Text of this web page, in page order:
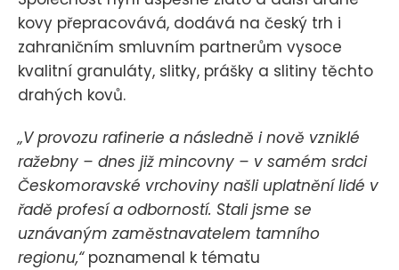
kovy přepracovává, dodává na český trh i
zahraničním smluvním partnerům vysoce
kvalitní granuláty, slitky, prášky a slitiny těchto
drahých kovů.
„V provozu rafinerie a následně i nově vzniklé
ražebny – dnes již mincovny – v samém srdci
Českomoravské vrchoviny našli uplatnění lidé v
řadě profesí a odborností. Stali jsme se
uznávaným zaměstnavatelem tamního
regionu,“ poznamenal k tématu